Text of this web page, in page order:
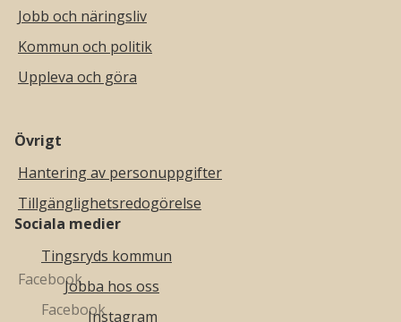
Jobb och näringsliv
Kommun och politik
Uppleva och göra
Övrigt
Hantering av personuppgifter
Tillgänglighetsredogörelse
Sociala medier
Tingsryds kommun
Jobba hos oss
Instagram